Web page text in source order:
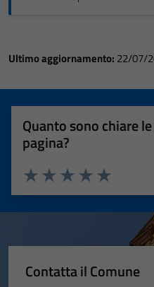
Ultimo aggiornamento: 22/07/
Quanto sono chiare
pagina?
Valuta 5
Valuta 4 stelle
Valuta 3 stelle su 5
Valuta 2 stelle su 5
Valuta 1 stelle su 5
Contatta il Comune